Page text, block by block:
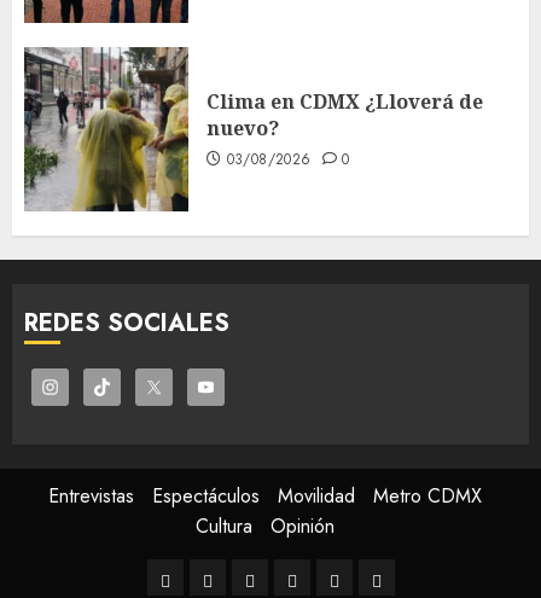
Clima en CDMX ¿Lloverá de
nuevo?
03/08/2026 0
REDES SOCIALES
Entrevistas Espectáculos Movilidad
Metro CDMX
Cultura
Opinión
Entrevistas
Espectáculos
Movilidad
MetroCulturaOpinión